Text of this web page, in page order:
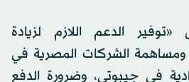
الدعم اللازم لزيادة
ومساهمة الشركات المصرية في
في جيبوتي، وضرورة الدفع